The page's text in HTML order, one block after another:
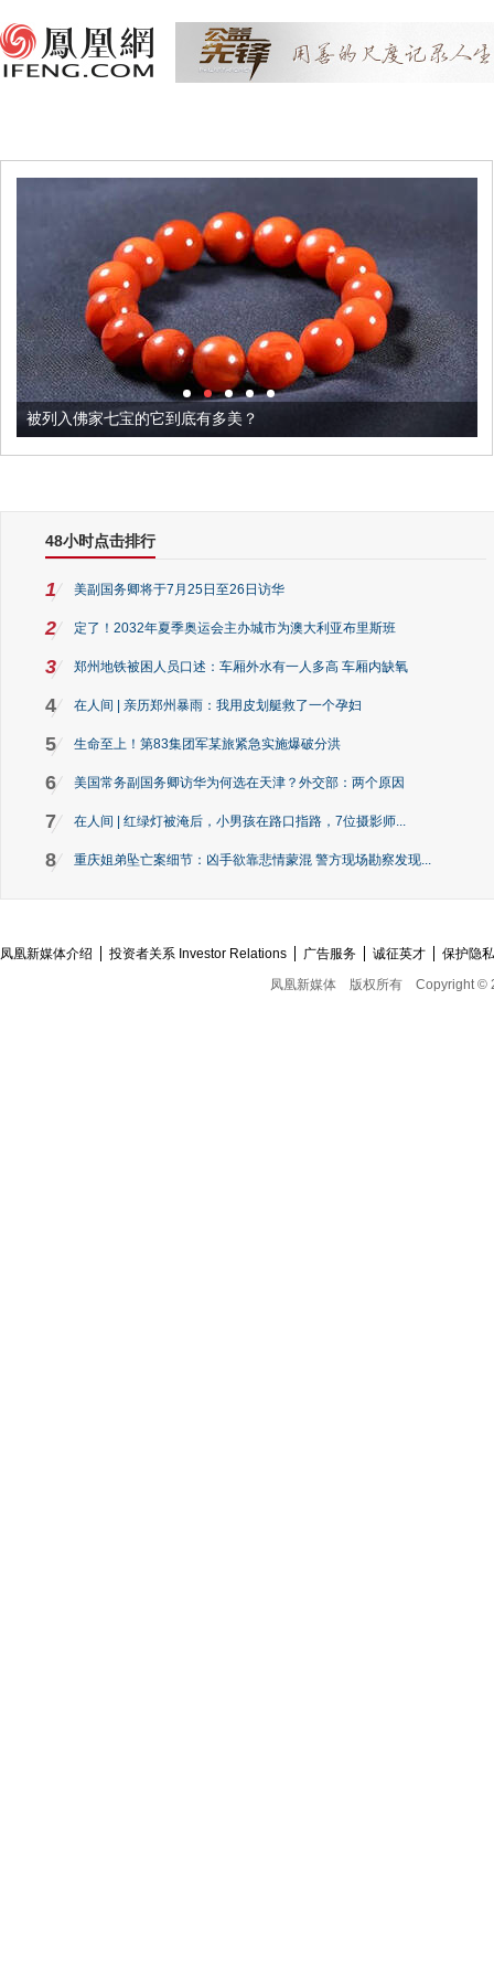
被列入佛家七宝的它到底有多美？
48小时点击排行
1 美副国务卿将于7月25日至26日访华
2 定了！2032年夏季奥运会主办城市为澳大利亚布里斯班
3 郑州地铁被困人员口述：车厢外水有一人多高 车厢内缺氧
4 在人间 | 亲历郑州暴雨：我用皮划艇救了一个孕妇
5 生命至上！第83集团军某旅紧急实施爆破分洪
6 美国常务副国务卿访华为何选在天津？外交部：两个原因
7 在人间 | 红绿灯被淹后，小男孩在路口指路，7位摄影师...
8 重庆姐弟坠亡案细节：凶手欲靠悲情蒙混 警方现场勘察发现...
凤凰新媒体介绍 投资者关系 Investor Relations 广告服务 诚征英才
保护隐
凤凰新媒体
版权所有 Copyright ©